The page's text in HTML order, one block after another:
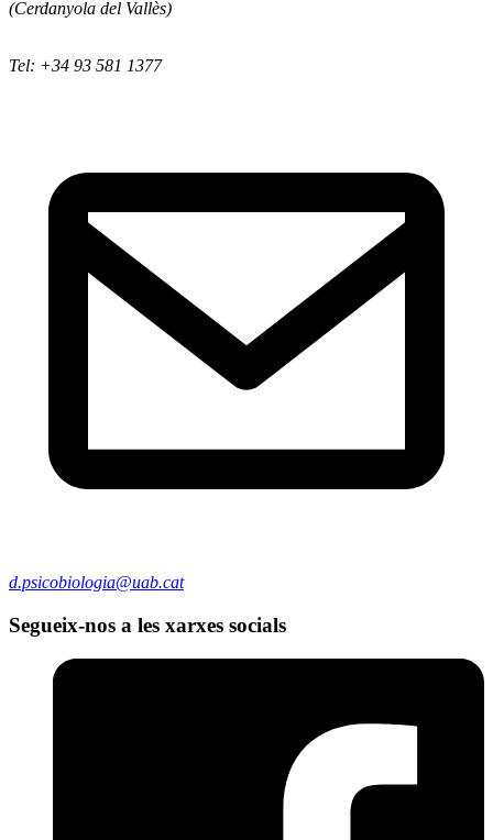
(Cerdanyola del Vallès)
Tel: +34 93 581 1377
d.psicobiologia@uab.cat
Segueix-nos a les xarxes socials